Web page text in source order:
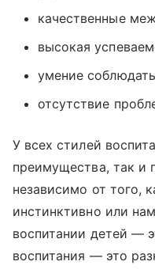
качественные
высокая
умение
отсутствие
У всех стилей
преимущества, так и
независимо от того,
инстинктивно или
воспитании детей —
воспитания — это